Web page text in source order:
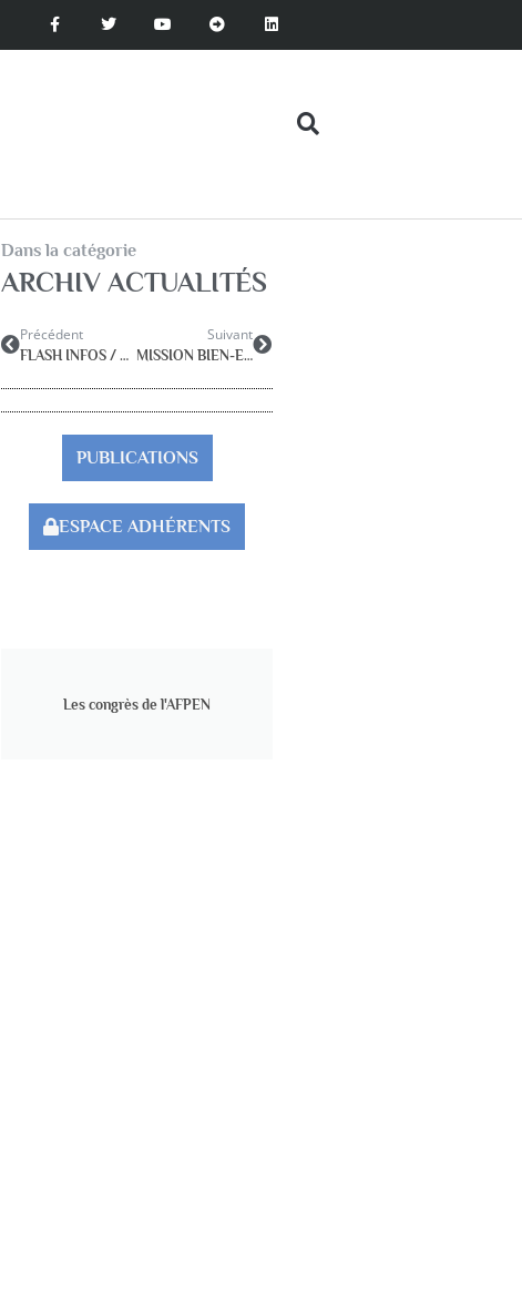
Dans la catégorie
ARCHIV ACTUALITÉS
Précédent
FLASH INFOS / Création du nouveau corps des psychologues de l’Éducation nationale
Suivant
MISSION BIEN-ETRE et SANTE des JEUNES
PUBLICATIONS
ESPACE ADHÉRENTS
Les congrès de l'AFPEN